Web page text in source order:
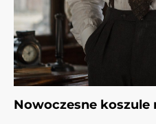
Nowoczesne koszule